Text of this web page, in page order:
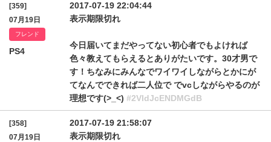
[359]
07月19日
フレンド
PS4
2017-07-19 22:04:44
表示期限切れ
今日届いてまだやってない初心者でもよければ
色々教えてもらえるとありがたいです。30才男で
す！ちなみにみんなでワイワイしながらとかにが
てなんでできれば二人位で でvcしながらやるのが
理想です(>_<) #2VldJcENDMGdB
[358]
07月19日
2017-07-19 21:58:07
表示期限切れ